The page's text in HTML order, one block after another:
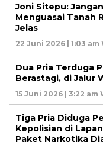
Joni Sitepu:
Menguasai Tanah
Jelas
22 Juni 2026 | 1:03 am
Dua Pria Terduga
Berastagi, di Jalur
15 Juni 2026 | 3:22 am
Tiga Pria Diduga
Kepolisian di
Paket Narkotika